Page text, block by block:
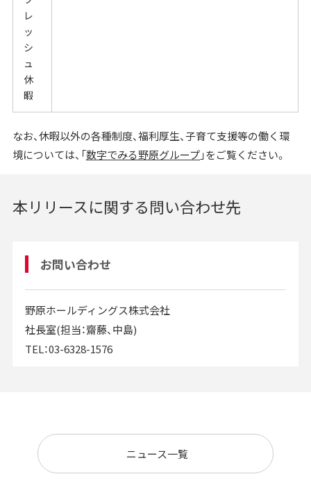
レ
ッ
シ
ュ
休
暇
なお、休暇以外の各種制度、福利厚生、子育て支援等の働く環
境については、「数字でみる野原グループ」をご覧ください。
本リリースに関する問い合わせ先
お問い合わせ
野原ホールディングス株式会社
社長室(担当：齋藤、中島)
TEL：03-6328-1576
ニュース一覧